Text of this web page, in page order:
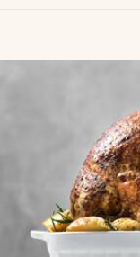
Streaming
USA